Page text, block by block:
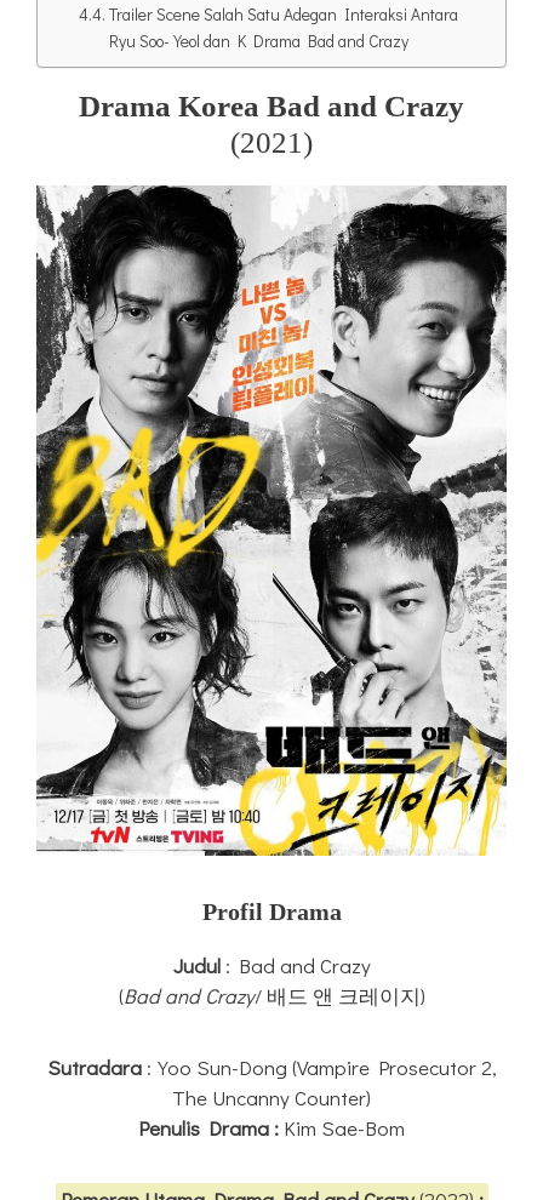
Trailer Scene Salah Satu Adegan Interaksi Antara
Ryu Soo-Yeol dan K Drama Bad and Crazy
Drama Korea Bad and Crazy
(2021)
Profil Drama
Judul : Bad and Crazy
(Bad and Crazy/ 배드 앤 크레이지)
Sutradara :Yoo Sun-Dong (Vampire Prosecutor 2,
The Uncanny Counter)
Penulis Drama : Kim Sae-Bom